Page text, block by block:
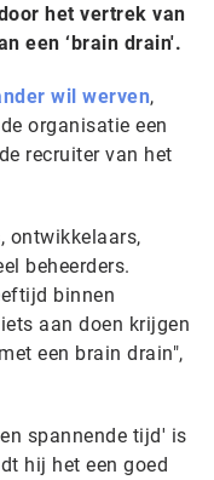
het vertrek van
een ‘brain drain'.
wil werven,
organisatie een
recruiter van het
ontwikkelaars,
beheerders.
binnen
aan doen krijgen
een brain drain",
spannende tijd' is
hij het een goed